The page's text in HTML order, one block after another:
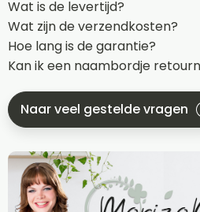
Wat is de levertijd?
Wat zijn de verzendkosten?
Hoe lang is de garantie?
Kan ik een naambordje
Naar veel gestelde vragen